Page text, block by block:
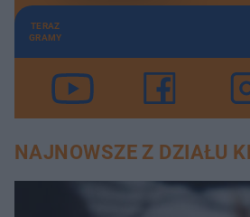
TERAZ
GRAMY
NAJNOWSZE Z DZIAŁU